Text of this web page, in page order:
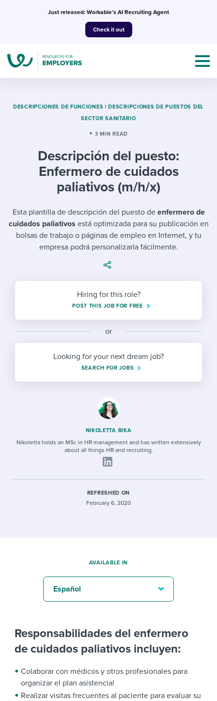
Just released: Workable’s AI Recruiting Agent
Check it out
Topics
I NEED HELP WITH...
Evaluating candidates
Working together with others
Maintaining hiring pipelines
Ensuring compliance
Finding and attracting people
Digitizing work processes
Templates & Guides
Job description templates
Interview question templates
Policy templates
Step-by-step tutorials
Workable Academy
I’m a jobseeker
I WANT TO LEARN ABOUT...
Applying for a job
Interview process
Pay & benefits
Career development
Workable customer stories
Explore Workable
Start a free trial
DESCRIPCIONES DE FUNCIONES | DESCRIPCIONES DE PUESTOS DEL
SECTOR SANITARIO
3 MIN READ
Descripción del puesto:
Enfermero de cuidados
paliativos (m/h/x)
Esta plantilla de descripción del puesto deenfermero de
cuidados paliativos está optimizada para su publicación en
bolsas de trabajo o páginas de empleo en Internet, y tu
empresa podrá personalizarla fácilmente.
Hiring for this role?
POST THIS JOB FOR FREE
or
Looking for your next dream job?
SEARCH FOR JOBS
NIKOLETTA BIKA
Nikoletta holds an MSc in HR management and has written extensively
about all things HR and recruiting.
REFRESHED ON
February 6, 2020
Responsabilidades del enfermero
de cuidados paliativos incluyen:
Colaborar con médicos y otros profesionales para
organizar el plan asistencial
Realizar visitas frecuentes al paciente para evaluar su
AVAILABLE IN
Español